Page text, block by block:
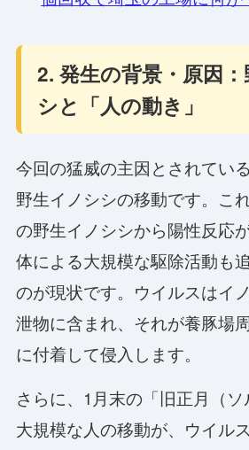
2. 発生の背景・原因
シと「人の動き」
今回の猛威の主因とされてい
野生イノシシの移動です。こ
の野生イノシシから陽性反応
体による大規模な駆除活動も
のが現状です。ウイルスはイ
泄物に含まれ、それが養豚場
に付着して侵入します。
さらに、1月末の「旧正月（ソ
大規模な人の移動が、ウイル